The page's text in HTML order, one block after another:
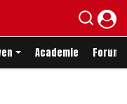
Academie Forum